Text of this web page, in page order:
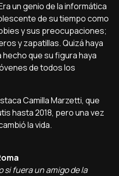
un genio de la informática
de su tiempo como
y sus preocupaciones;
y zapatillas. Quizá haya
hecho que su figura haya
de todos los
Camilla Marzetti, que
hasta 2018, pero una vez
la vida.
si fuera un amigo de la